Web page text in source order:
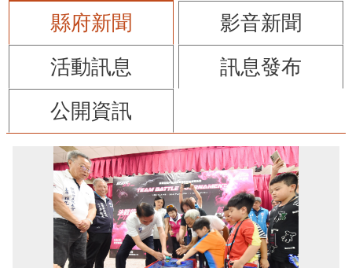
縣府新聞
影音新聞
活動訊息
訊息發布
公開資訊